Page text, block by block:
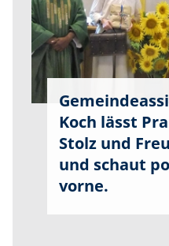
Koch lässt
Stolz und
und schaut
vorne.